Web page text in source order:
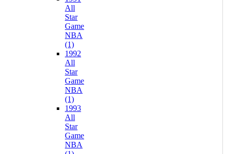
All
Star
Game
NBA
(1)
1992
All
Star
Game
NBA
(1)
1993
All
Star
Game
NBA